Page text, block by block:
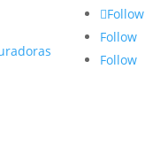
Follow
Follow
Follow